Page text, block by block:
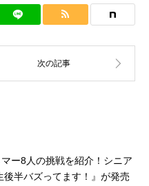
ー8人の挑戦を紹介！シニア
半バズってます！』が発売